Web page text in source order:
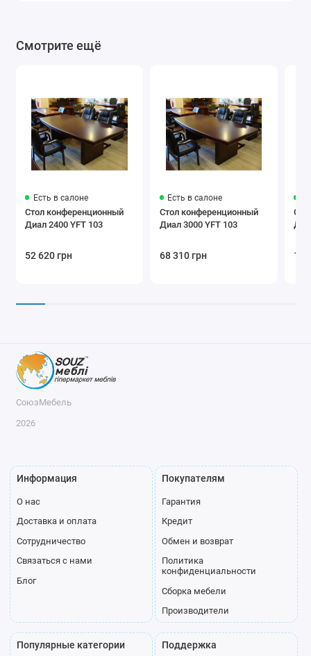
Смотрите ещё
Есть в салоне
Стол конференционный
Диал 2400 YFT 103
52 620 грн
Есть в салоне
Стол конференционный
Диал 3000 YFT 103
68 310 грн
СоюзМебель
2026
Информация
О нас
Доставка и оплата
Сотрудничество
Связаться с нами
Блог
Покупателям
Гарантия
Кредит
Обмен и возврат
Политика
конфиденциальности
Сборка мебели
Производители
Популярные категории Поддержка